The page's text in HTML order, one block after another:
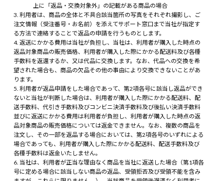
上に「返品・交換対象外」の記載がある商品の場合
利用者は、商品の全体と不具合該当箇所の写真をそれぞれ撮影し、ご
注文情報（受注番号・お名前）を添えてサポート窓口まで当社が指定す
る方法で連絡することで返品の申請を行うものとします。
返送にかかる費用は当社が負担し、当社は、利用者が購入した時点の
返品対象商品の販売価格、利用者が購入した際にかかる配送料及び各種
手数料を返還するか、又は代品に交換します。なお、代品への交換を希
望された場合も、商品の欠品その他の事由により交換できないことがあ
ります。
利用者が返品申請をした場合であって、第2項各号に該当し返品ができ
ないと当社が判断した場合は、利用者が購入した際にかかる配送料、配
送手数料、代引き手数料及びコンビニ決済手数料及び後払い決済手数料
並びに返送にかかる費用は利用者が負担し、利用者が購入した時点の返
品対象商品の販売価格については返金できません。なお、複数の商品を
注文し、その一部を返品する場合においては、第2項各号のいずれによる
場合であっても、利用者が購入した際にかかる配送料、配送手数料及び
各種手数料は返金いたしません。
当社は、利用者が正当な理由なく商品を当社に返送した場合（第1項各
号に定める場合に該当しない商品の返品、受領拒否及び受領不能を含み